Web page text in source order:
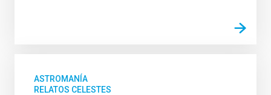
ASTROMANÍA
RELATOS CELESTES